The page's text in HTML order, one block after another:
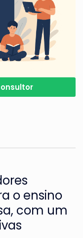
o ensino
com um